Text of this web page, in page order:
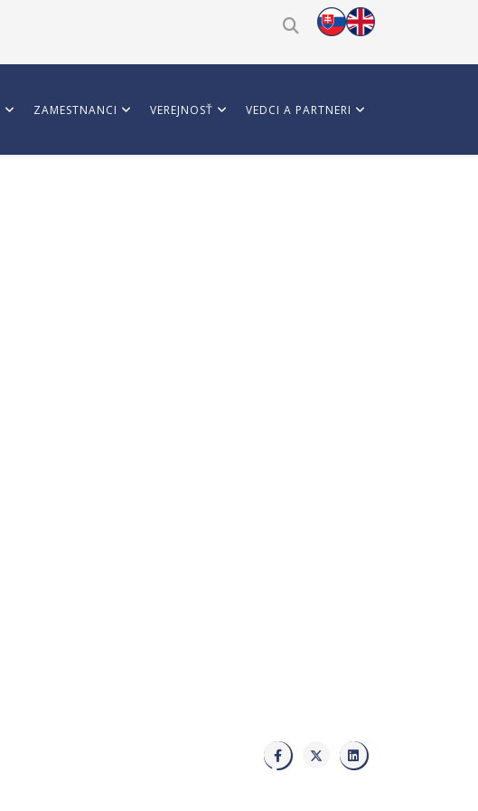
ZAMESTNANCI VEREJNOSŤ VEDCI A PARTNERI